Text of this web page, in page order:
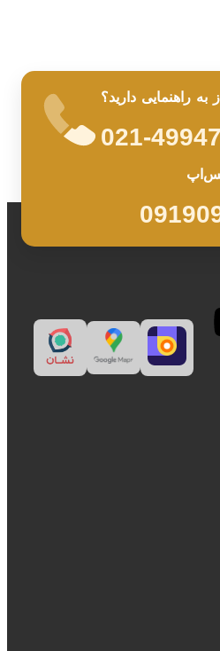
به راهنمایی دارید؟
021-